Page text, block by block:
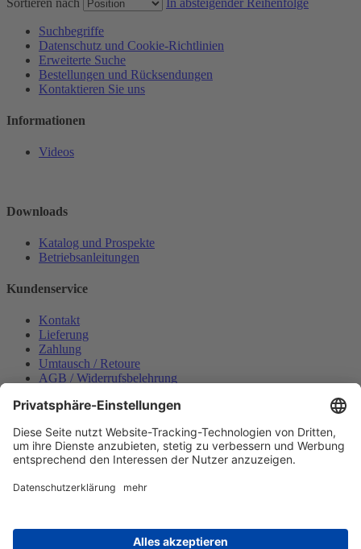
Suchbegriffe
Datenschutz und Cookie-Richtlinien
Erweiterte Suche
Bestellungen und Rücksendungen
Kontaktieren Sie uns
Informationen
Videos
Downloads
Katalog und Prospekte
Betriebsanleitungen
Kundenservice
Kontakt
Lieferung
Zahlung
Umtausch / Retoure
AGB / Widerrufsbelehrung
Datenschutzerklärung
Bestellung widerrufen
Mein konto
Zahlungsmöglichkeiten